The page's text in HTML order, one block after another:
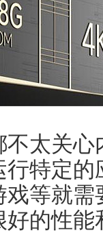
太关
特定
等就
的性